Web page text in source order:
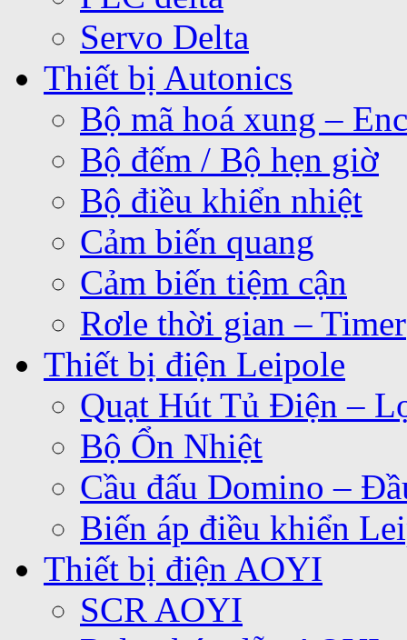
Servo Delta
Thiết bị Autonics
Bộ mã hoá xung –
Bộ đếm / Bộ hẹn giờ
Bộ điều khiển nhiệt
Cảm biến quang
Cảm biến tiệm cận
Rơle thời gian – Timer
Thiết bị điện Leipole
Quạt Hút Tủ Điện –
Bộ Ổn Nhiệt
Cầu đấu Domino –
Biến áp điều khiển
Thiết bị điện AOYI
SCR AOYI